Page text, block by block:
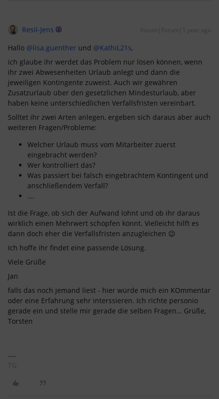
Resil-Jens Forum|Forum|1 year ago
Hallo @lisa.guenther und @KathiL21s,
ich glaube ihr werdet das Problem nur lösen können, wenn
ihr zwei Abwesenheiten Urlaub anlegt und dann die
jeweiligen Kontingente zuweist. Auch wir gewähren
Zusatzurlaub über den gesetzlichen Mindesturlaub, aber
haben keine unterschiedlichen Verfallsfristen vereinbart.
Solltet ihr zwei Arten anlegen, ergeben sich daraus aber auch
weiteren Fragen/Probleme:
Welcher Urlaub muss vom Mitarbeiter zuerst
eingebracht werden?
Wer kontrolliert das?
Was passiert bei falsch eingebrachtem Kontingent und
anschließendem Verfall?
….
Ist die Frage, ob sich der Aufwand lohnt und ob ihr daraus
wirklich einen Mehrwert schöpfen könnt. Vielleicht hilft es
dann doch eher die Verfallsfristen anzugleichen 😉
Ich hoffe ihr findet eine passende Lösung.
Viele Grüße
Jan
falls das noch jemand liest - hier würde mich ein KOmmentar
oder eine Erfahrung sehr interssieren. Ich richte personio
gerade ein und stelle mir gerade die selben Fragen… Grüße,
Torsten
TG